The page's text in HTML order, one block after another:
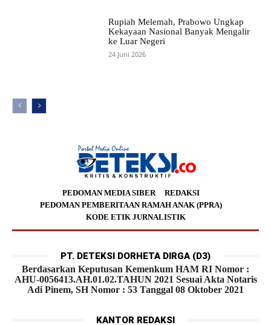
Rupiah Melemah, Prabowo Ungkap
Kekayaan Nasional Banyak Mengalir
ke Luar Negeri
24 Juni 2026
PEDOMAN MEDIA SIBER
REDAKSI
PEDOMAN PEMBERITAAN RAMAH ANAK (PPRA)
KODE ETIK JURNALISTIK
PT. DETEKSI DORHETA DIRGA (D3)
Berdasarkan Keputusan Kemenkum HAM RI Nomor :
AHU-0056413.AH.01.02.TAHUN 2021 Sesuai Akta Notaris
Adi Pinem, SH Nomor : 53 Tanggal 08 Oktober 2021
KANTOR REDAKSI